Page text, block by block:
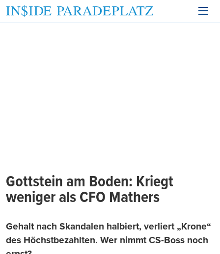
Gottstein am Boden: Kriegt
weniger als CFO Mathers
Gehalt nach Skandalen halbiert, verliert „Krone“
des Höchstbezahlten. Wer nimmt CS-Boss noch